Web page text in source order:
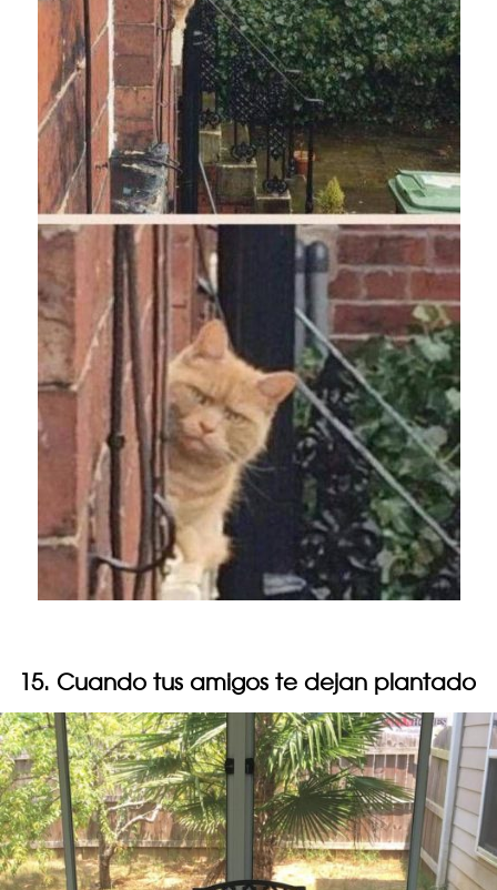
15. Cuando tus amigos te dejan plantado